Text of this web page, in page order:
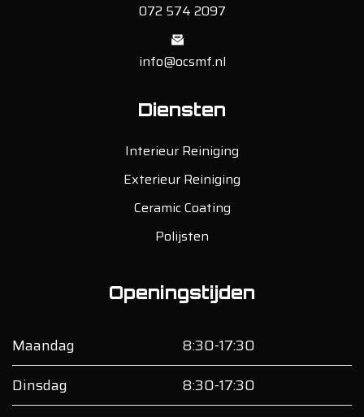
072 574 2097
info@ocsmf.nl
Diensten
Interieur Reiniging
Exterieur Reiniging
Ceramic Coating
Polijsten
Openingstijden
Maandag
8:30-17:30
Dinsdag
8:30-17:30